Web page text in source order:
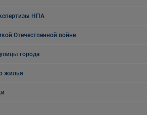
НПА
Отечественной войне
города
жилья